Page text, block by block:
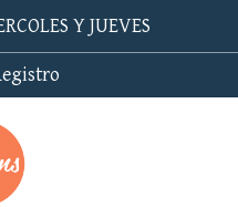
Y JUEVES